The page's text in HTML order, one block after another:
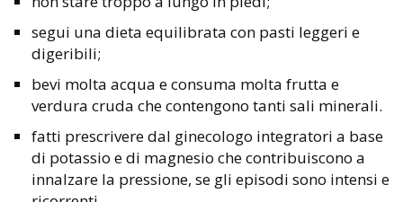
segui una dieta equilibrata con pasti leggeri e
digeribili;
bevi molta acqua e consuma molta frutta e
verdura cruda che contengono tanti sali minerali.
fatti prescrivere dal ginecologo integratori a base
di potassio e di magnesio che contribuiscono a
innalzare la pressione, se gli episodi sono intensi e